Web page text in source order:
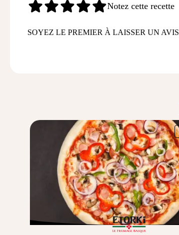
Notez cette recette
SOYEZ LE PREMIER À LAISSER UN AVIS